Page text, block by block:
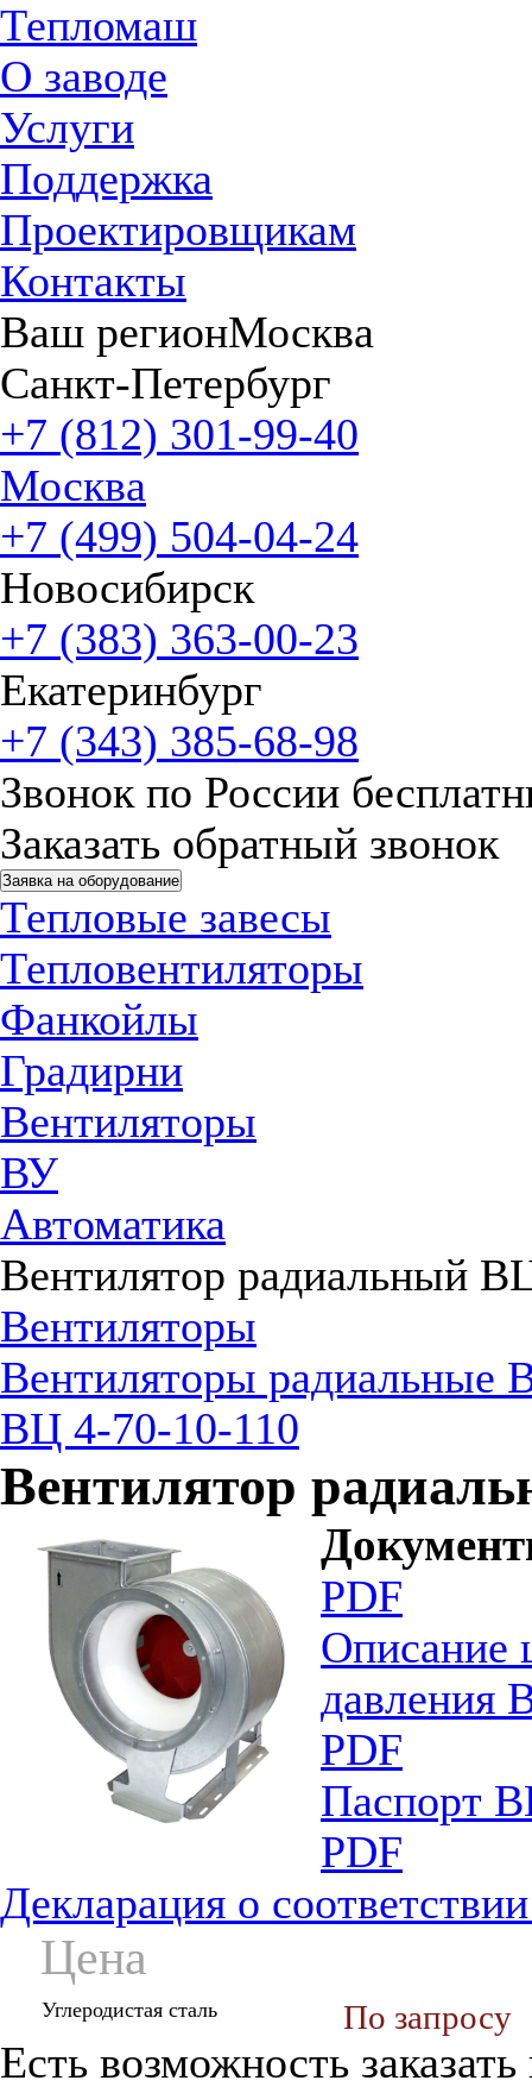
Тепломаш
О заводе
Услуги
Поддержка
Проектировщикам
Контакты
Ваш регионМосква
Санкт-Петербург
+7 (812) 301-99-40
Москва
+7 (499) 504-04-24
Новосибирск
+7 (383) 363-00-23
Екатеринбург
+7 (343) 385-68-98
Звонок по России
Заказать обратный звонок
Заявка на оборудование
Тепловые завесы
Тепловентиляторы
Фанкойлы
Градирни
Вентиляторы
ВУ
Автоматика
Вентилятор радиальный
Вентиляторы
Вентиляторы радиальные
ВЦ 4-70-10-110
Вентилятор
PDF
Описание
давления
PDF
Паспорт
PDF
Декларация о
Цена
Углеродистая сталь По запросу
Есть возможность